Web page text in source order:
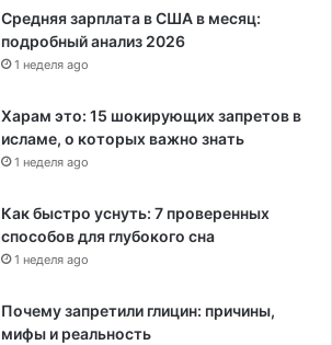
Средняя зарплата в США в месяц:
подробный анализ 2026
1 неделя ago
Харам это: 15 шокирующих запретов в
исламе, о которых важно знать
1 неделя ago
Как быстро уснуть: 7 проверенных
способов для глубокого сна
1 неделя ago
Почему запретили глицин: причины,
мифы и реальность